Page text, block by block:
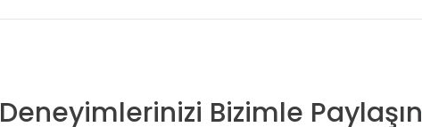
Deneyimlerinizi Bizimle Paylaşın